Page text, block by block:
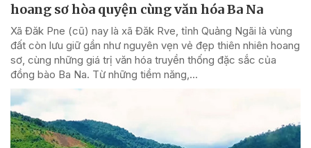
hoang sơ hòa quyện cùng văn hóa Ba Na
Xã Đăk Pne (cũ) nay là xã Đăk Rve, tỉnh Quảng Ngãi là vùng
đất còn lưu giữ gần như nguyên vẹn vẻ đẹp thiên nhiên hoang
sơ, cùng những giá trị văn hóa truyền thống đặc sắc của
đồng bào Ba Na. Từ những tiềm năng,...